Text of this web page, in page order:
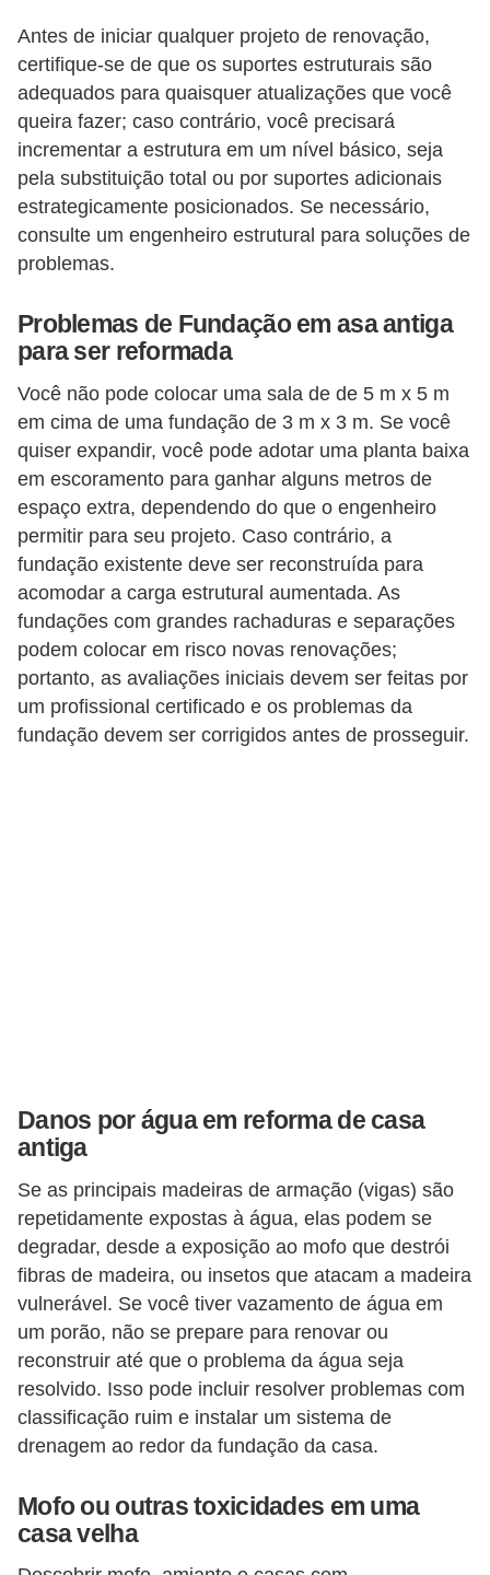
Antes de iniciar qualquer projeto de renovação,
certifique-se de que os suportes estruturais são
adequados para quaisquer atualizações que você
queira fazer; caso contrário, você precisará
incrementar a estrutura em um nível básico, seja
pela substituição total ou por suportes adicionais
estrategicamente posicionados. Se necessário,
consulte um engenheiro estrutural para soluções de
problemas.
Problemas de Fundação em asa antiga
para ser reformada
Você não pode colocar uma sala de de 5 m x 5 m
em cima de uma fundação de 3 m x 3 m. Se você
quiser expandir, você pode adotar uma planta baixa
em escoramento para ganhar alguns metros de
espaço extra, dependendo do que o engenheiro
permitir para seu projeto. Caso contrário, a
fundação existente deve ser reconstruída para
acomodar a carga estrutural aumentada. As
fundações com grandes rachaduras e separações
podem colocar em risco novas renovações;
portanto, as avaliações iniciais devem ser feitas por
um profissional certificado e os problemas da
fundação devem ser corrigidos antes de prosseguir.
Danos por água em reforma de casa
antiga
Se as principais madeiras de armação (vigas) são
repetidamente expostas à água, elas podem se
degradar, desde a exposição ao mofo que destrói
fibras de madeira, ou insetos que atacam a madeira
vulnerável. Se você tiver vazamento de água em
um porão, não se prepare para renovar ou
reconstruir até que o problema da água seja
resolvido. Isso pode incluir resolver problemas com
classificação ruim e instalar um sistema de
drenagem ao redor da fundação da casa.
Mofo ou outras toxicidades em uma
casa velha
a
ç
ã
o
D
i
c
a
p
a
r
a
u
a
c
a
s
a
M
ó
l
o
s
S
í
n
d
i
c
e
c